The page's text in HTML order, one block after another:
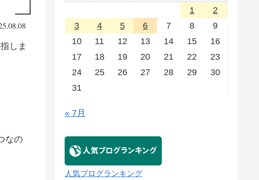
しま
なの
1
2
3
4 5 6 7 8
9
10
11 12 13 14 15
16
17
18 19 20 21 22
23
24
25 26 27 28 29
30
31
« 7月
人気ブログランキング